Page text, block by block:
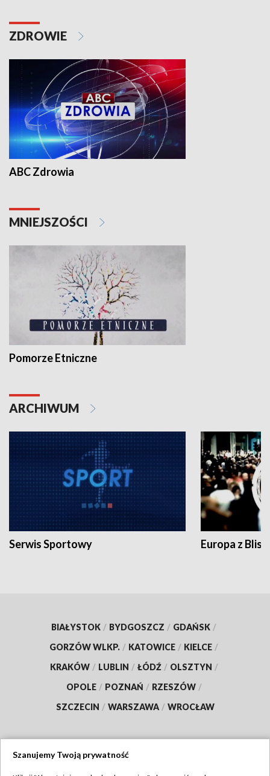
ZDROWIE
ABC Zdrowia
MNIEJSZOŚCI
Pomorze Etniczne
ARCHIWUM
Serwis Sportowy Europa z
BIAŁYSTOK / BYDGOSZCZ / GDAŃSK /
GORZÓW WLKP. / KATOWICE / KIELCE /
KRAKÓW / LUBLIN / ŁÓDŹ / OLSZTYN /
OPOLE / POZNAŃ / RZESZÓW /
SZCZECIN / WARSZAWA / WROCŁAW
Szanujemy Twoją prywatność